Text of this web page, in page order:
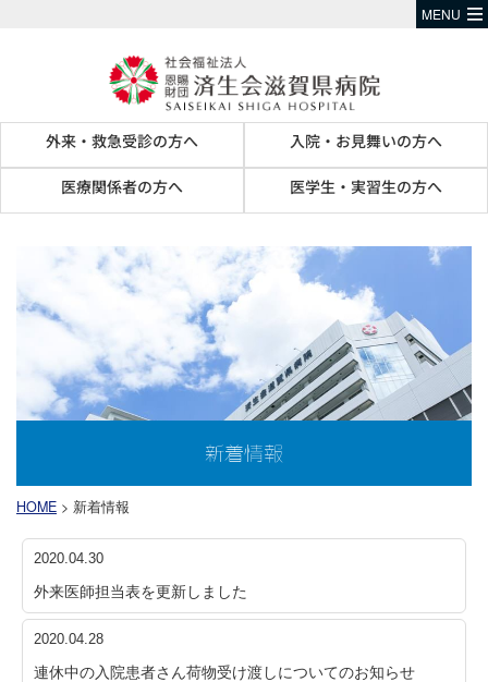
外来・救急受診の方へ 入院・お見舞いの方へ
医療関係者の方へ 医学生・実習生の方へ
MENU
新着情報
HOME > 新着情報
2020.04.30
外来医師担当表を更新しました
2020.04.28
連休中の入院患者さん荷物受け渡しについてのお知らせ